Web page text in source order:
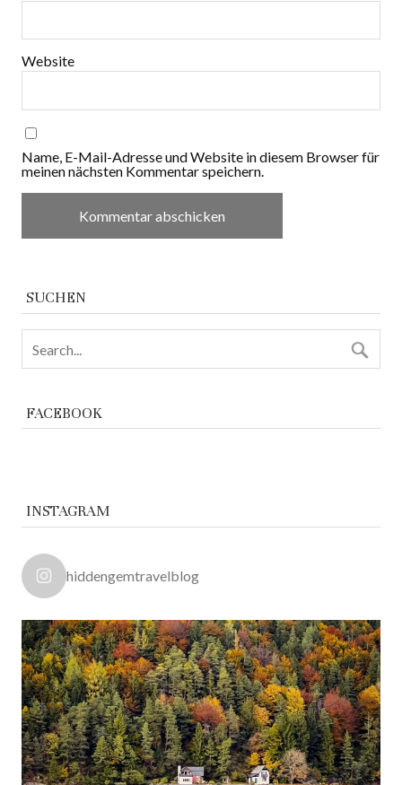
Website
Name, E-Mail-Adresse und Website in diesem Browser für
meinen nächsten Kommentar speichern.
SUCHEN
FACEBOOK
INSTAGRAM
hiddengemtravelblog